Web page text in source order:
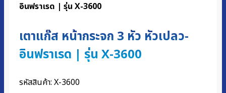
อินฟราเรด | รุ่น X-3600
เตาแก๊ส หน้ากระจก 3 หัว หัวเปลว-
อินฟราเรด | รุ่น X-3600
รหัสสินค้า: X-3600